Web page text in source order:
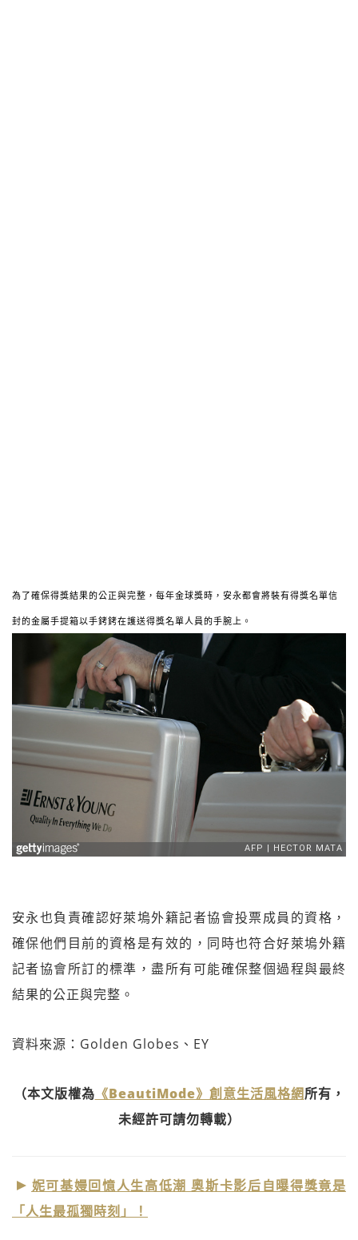
為了確保得獎結果的公正與完整，每年金球獎時，安永都會將裝有得獎名單信
封的金屬手提箱以手銬銬在護送得獎名單人員的手腕上。
安永也負責確認好萊塢外籍記者協會投票成員的資格，
確保他們目前的資格是有效的，同時也符合好萊塢外籍
記者協會所訂的標準，盡所有可能確保整個過程與最終
結果的公正與完整。
資料來源：Golden Globes、EY
（本文版權為 《BeautiMode》創意生活風格網所有，
未經許可請勿轉載）
妮可基嫚回憶人生高低潮 奧斯卡影后自曝得獎竟是
「人生最孤獨時刻」！